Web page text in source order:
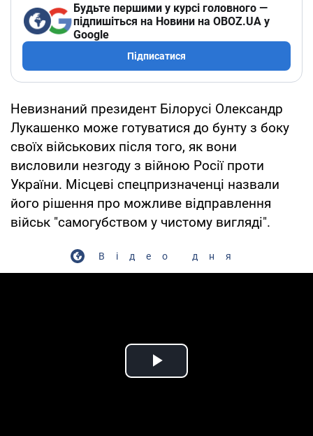
Будьте першими у курсі головного —
підпишіться на Новини на OBOZ.UA у
Google
Підписатися
Невизнаний президент Білорусі Олександр
Лукашенко може готуватися до бунту з боку
своїх військових після того, як вони
висловили незгоду з війною Росії проти
України. Місцеві спецпризначенці назвали
його рішення про можливе відправлення
військ "самогубством у чистому вигляді".
Відео дня
Play Video